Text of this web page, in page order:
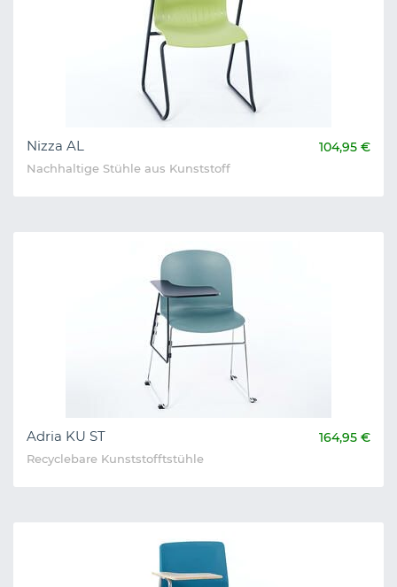
Nizza AL 104,95 €
Nachhaltige Stühle aus Kunststoff
Adria KU ST 164,95 €
Recyclebare Kunststofftstühle